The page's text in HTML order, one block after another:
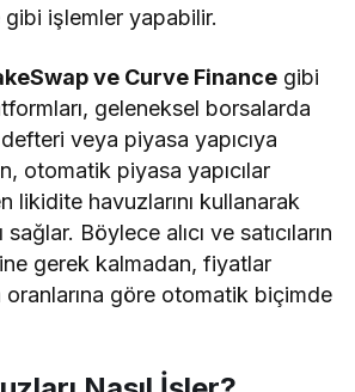
işlemler yapabilir.
ve Curve Finance gibi
geleneksel borsalarda
veya piyasa yapıcıya
otomatik piyasa yapıcılar
likidite havuzlarını kullanarak
sağlar. Böylece alıcı ve satıcıların
gerek kalmadan, fiyatlar
göre otomatik biçimde